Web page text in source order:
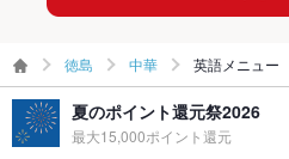
徳島 中華 英語メニュー
夏のポイント還元祭2026
最大15,000ポイント還元